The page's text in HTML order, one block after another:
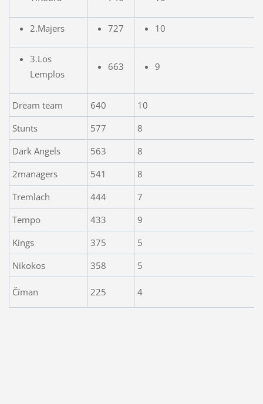
2.Majers 727 10
3.Los
Lemplos
663 9
Dream team 640 10
Stunts
577 8
Dark Angels
563 8
2managers
541 8
Tremlach
444 7
Tempo
433 9
Kings
375 5
Nikokos
358 5
Číman 225 4